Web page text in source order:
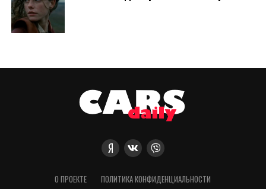
О ПРОЕКТЕ ПОЛИТИКА КОНФИДЕНЦИАЛЬНОСТИ